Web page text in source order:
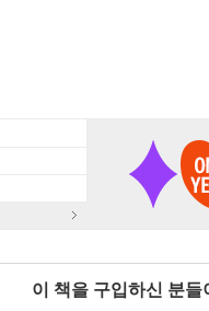
이 책을 구입하신 분